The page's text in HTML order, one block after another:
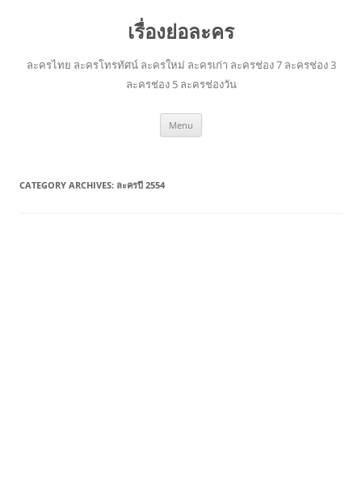
เรื่องย่อละคร
ละครไทย ละครโทรทัศน์ ละครใหม่ ละครเก่า ละครช่อง 7 ละครช่อง 3
ละครช่อง 5 ละครช่องวัน
Menu
CATEGORY ARCHIVES: ละครปี 2554